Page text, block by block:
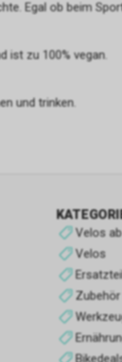
Egal ob beim
ist zu 100% vegan.
und trinken.
Velos
Velos
Zubehör
einen Dritten
des Benutzers
an den angebotenen
das Surferlebnis